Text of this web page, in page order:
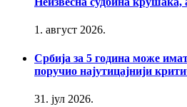
1. август 2026.
Србија за 5 година може
поручио најутицајнији
31. јул 2026.